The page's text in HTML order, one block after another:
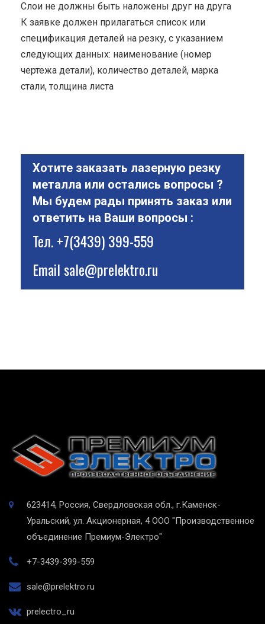
Cлои не должны быть наложены друг на друга
К заявке должен прилагаться список или
спецификация деталей на резку, с указанием
следующих данных: наименование (номер
чертежа детали), количество деталей, марка
стали, толщина листа
Хотите заказать лазерную резку
металла или остались вопросы ?
Мы будем рады принять заказ или
ответить на Ваши вопросы :
Тел.+7(3439) 399-559
Emailsale@prelektro.ru
623414, Россия, Свердловская обл., г.Каменск-
Уральский, ул. Акционерная, 4 ООО "Производственное
объединение Премиум-Электро"
+7-3439-399-559
sale@prelektro.ru
prelectro_ru